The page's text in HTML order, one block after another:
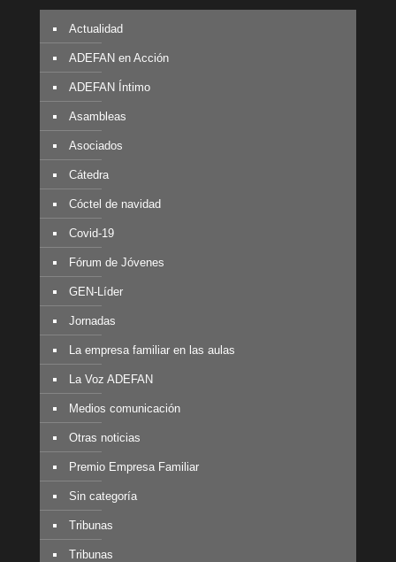
Actualidad
ADEFAN en Acción
ADEFAN Íntimo
Asambleas
Asociados
Cátedra
Cóctel de navidad
Covid-19
Fórum de Jóvenes
GEN-Líder
Jornadas
La empresa familiar en las aulas
La Voz ADEFAN
Medios comunicación
Otras noticias
Premio Empresa Familiar
Sin categoría
Tribunas
Tribunas